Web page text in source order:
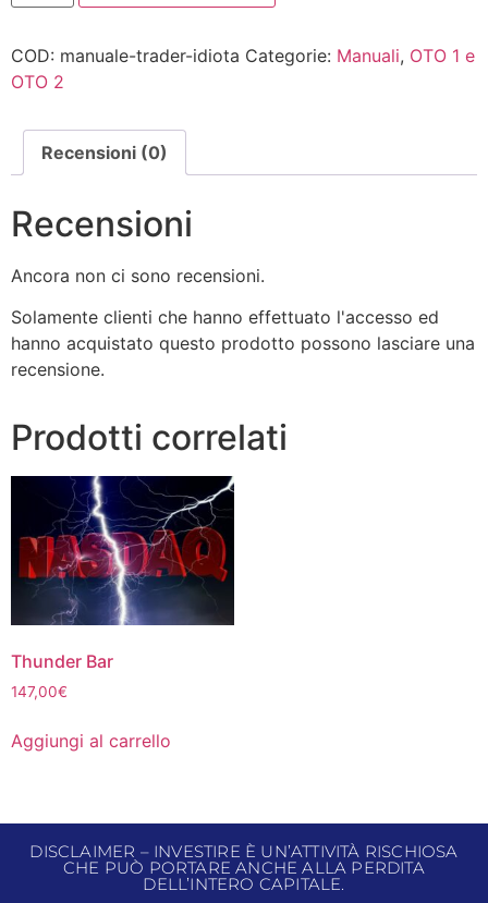
COD: manuale-trader-idiota Categorie: Manuali, OTO 1 e
OTO 2
Recensioni (0)
Recensioni
Ancora non ci sono recensioni.
Solamente clienti che hanno effettuato l'accesso ed
hanno acquistato questo prodotto possono lasciare una
recensione.
Prodotti correlati
Thunder Bar
147,00€
Aggiungi al carrello
DISCLAIMER – INVESTIRE È UN’ATTIVITÀ RISCHIOSA
CHE PUÒ PORTARE ANCHE ALLA PERDITA
DELL’INTERO CAPITALE.